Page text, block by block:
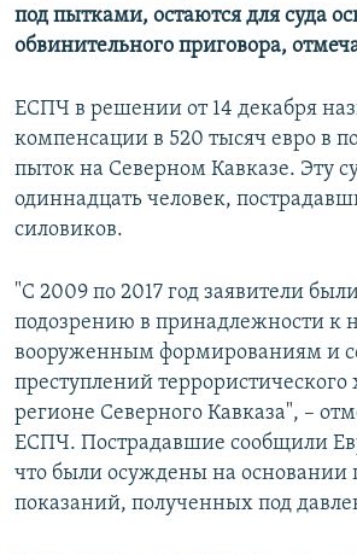
под пытками, остаются для суда
обвинительного приговора,
ЕСПЧ в решении от 14 декабря
компенсации в 520 тысяч евро в
пыток на Северном Кавказе. Эту
одиннадцать человек,
силовиков.
"С 2009 по 2017 год заявители
подозрению в принадлежности к
вооруженным формированиям и
преступлений террористического
регионе Северного Кавказа", –
ЕСПЧ. Пострадавшие сообщили
что были осуждены на основании
показаний, полученных под